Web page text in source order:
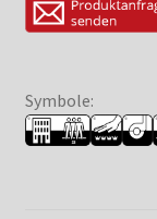
Symbole: